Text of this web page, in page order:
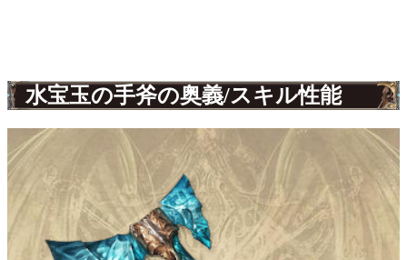
水宝玉の手斧の奥義/スキル性能